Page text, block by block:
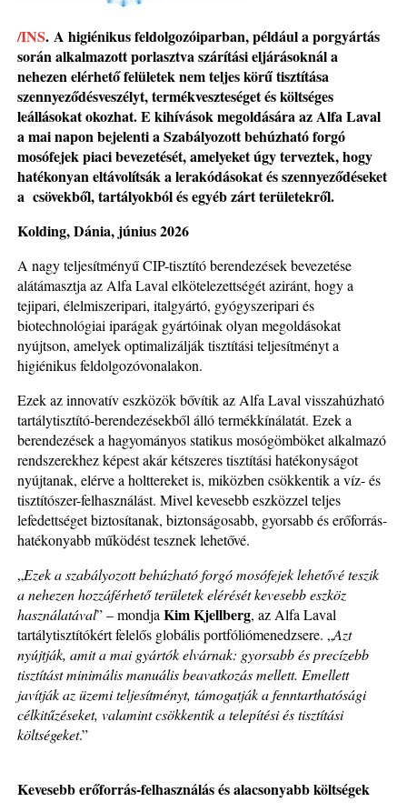
/INS. A higiénikus feldolgozóiparban, például a porgyártás
során alkalmazott porlasztva szárítási eljárásoknál a
nehezen elérhető felületek nem teljes körű tisztítása
szennyeződésveszélyt, termékveszteséget és költséges
leállásokat okozhat. E kihívások megoldására az Alfa Laval
a mai napon bejelenti a Szabályozott behúzható forgó
mosófejek piaci bevezetését, amelyeket úgy terveztek, hogy
hatékonyan eltávolítsák a lerakódásokat és szennyeződéseket
a csövekből, tartályokból és egyéb zárt területekről.
Kolding, Dánia, június 2026
A nagy teljesítményű CIP-tisztító berendezések bevezetése
alátámasztja az Alfa Laval elkötelezettségét aziránt, hogy a
tejipari, élelmiszeripari, italgyártó, gyógyszeripari és
biotechnológiai iparágak gyártóinak olyan megoldásokat
nyújtson, amelyek optimalizálják tisztítási teljesítményt a
higiénikus feldolgozóvonalakon.
Ezek az innovatív eszközök bővítik az Alfa Laval visszahúzható
tartálytisztító-berendezésekből álló termékkínálatát. Ezek a
berendezések a hagyományos statikus mosógömböket alkalmazó
rendszerekhez képest akár kétszeres tisztítási hatékonyságot
nyújtanak, elérve a holttereket is, miközben csökkentik a víz- és
tisztítószer-felhasználást. Mivel kevesebb eszközzel teljes
lefedettséget biztosítanak, biztonságosabb, gyorsabb és erőforrás-
hatékonyabb működést tesznek lehetővé.
„Ezek a szabályozott behúzható forgó mosófejek lehetővé teszik
a nehezen hozzáférhető területek elérését kevesebb eszköz
használatával” – mondjaKim Kjellberg, az Alfa Laval
tartálytisztítókért felelős globális portfóliómenedzsere. „Azt
nyújtják, amit a mai gyártók elvárnak: gyorsabb és precízebb
tisztítást minimális manuális beavatkozás mellett. Emellett
javítják az üzemi teljesítményt, támogatják a fenntarthatósági
célkitűzéseket, valamint csökkentik a telepítési és tisztítási
költségeket.”
Kevesebb erőforrás-felhasználás és alacsonyabb költségek